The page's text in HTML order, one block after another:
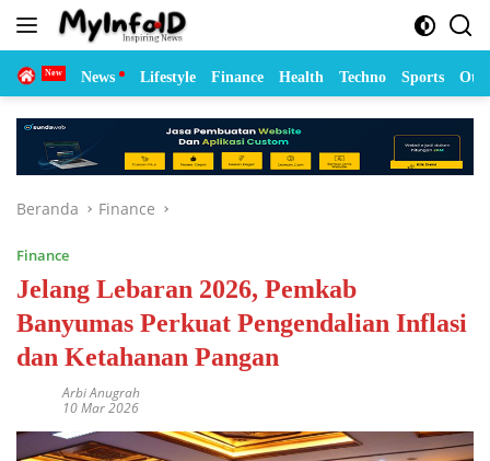
Langsung
Home News Lifestyle Finance Health Techno Sports
Beranda Finance
Finance
Jelang Lebaran 2026, Pemkab
Banyumas Perkuat Pengendalian Inflasi
dan Ketahanan Pangan
Arbi Anugrah
10 Mar 2026